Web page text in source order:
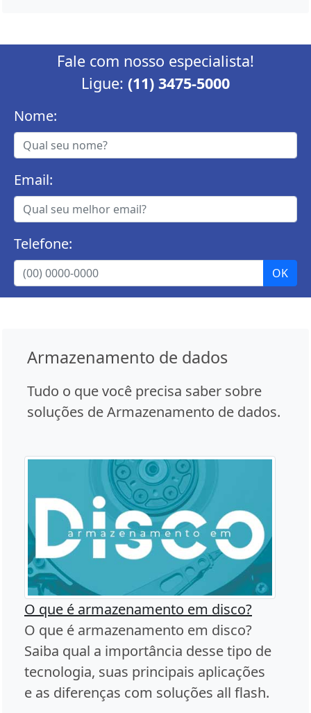
Fale com nosso especialista!
Ligue: (11) 3475-5000
Nome:
Email:
Telefone:
Armazenamento de dados
Tudo o que você precisa saber sobre
soluções de Armazenamento de dados.
O que é armazenamento em disco?
O que é armazenamento em disco?
Saiba qual a importância desse tipo de
tecnologia, suas principais aplicações
e as diferenças com soluções all flash.